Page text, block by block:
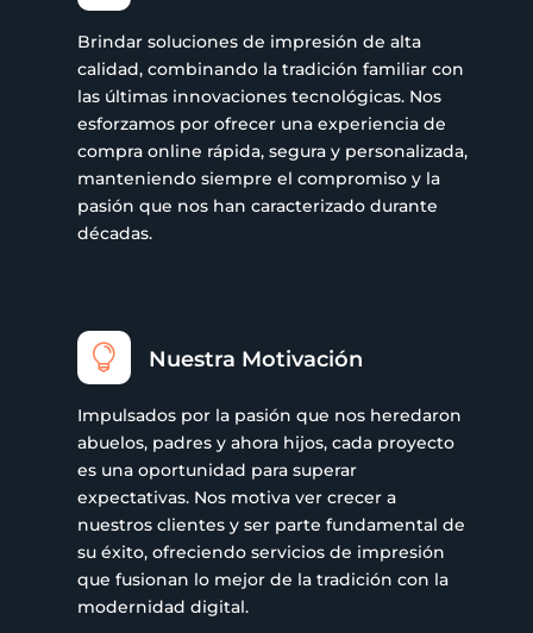
Brindar soluciones de impresión de alta
calidad, combinando la tradición familiar con
las últimas innovaciones tecnológicas. Nos
esforzamos por ofrecer una experiencia de
compra online rápida, segura y personalizada,
manteniendo siempre el compromiso y la
pasión que nos han caracterizado durante
décadas.
 Nuestra Motivación
Impulsados por la pasión que nos heredaron
abuelos, padres y ahora hijos, cada proyecto
es una oportunidad para superar
expectativas. Nos motiva ver crecer a
nuestros clientes y ser parte fundamental de
su éxito, ofreciendo servicios de impresión
que fusionan lo mejor de la tradición con la
modernidad digital.